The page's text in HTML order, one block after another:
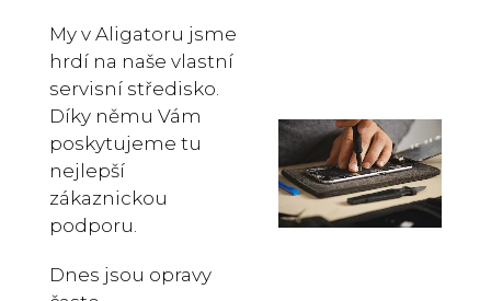
My v Aligatoru jsme
hrdí na naše vlastní
servisní středisko.
Díky němu Vám
poskytujeme tu
nejlepší
zákaznickou
podporu.
Dnes jsou opravy